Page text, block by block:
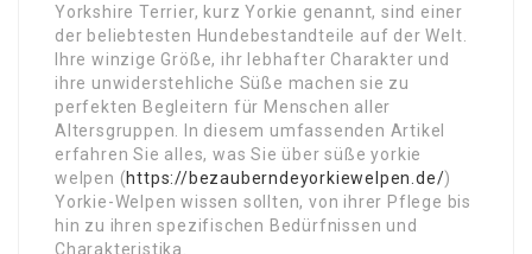
Yorkshire Terrier, kurz Yorkie genannt, sind einer
der beliebtesten Hundebestandteile auf der Welt.
Ihre winzige Größe, ihr lebhafter Charakter und
ihre unwiderstehliche Süße machen sie zu
perfekten Begleitern für Menschen aller
Altersgruppen. In diesem umfassenden Artikel
erfahren Sie alles, was Sie über süße yorkie
welpen (https://bezauberndeyorkiewelpen.de/)
Yorkie-Welpen wissen sollten, von ihrer Pflege bis
hin zu ihren spezifischen Bedürfnissen und
Charakteristika.